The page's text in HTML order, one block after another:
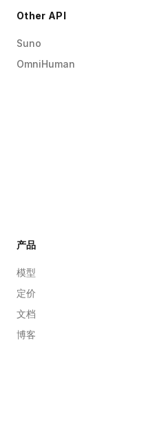
Other API
Suno
OmniHuman
产品
模型
定价
文档
博客